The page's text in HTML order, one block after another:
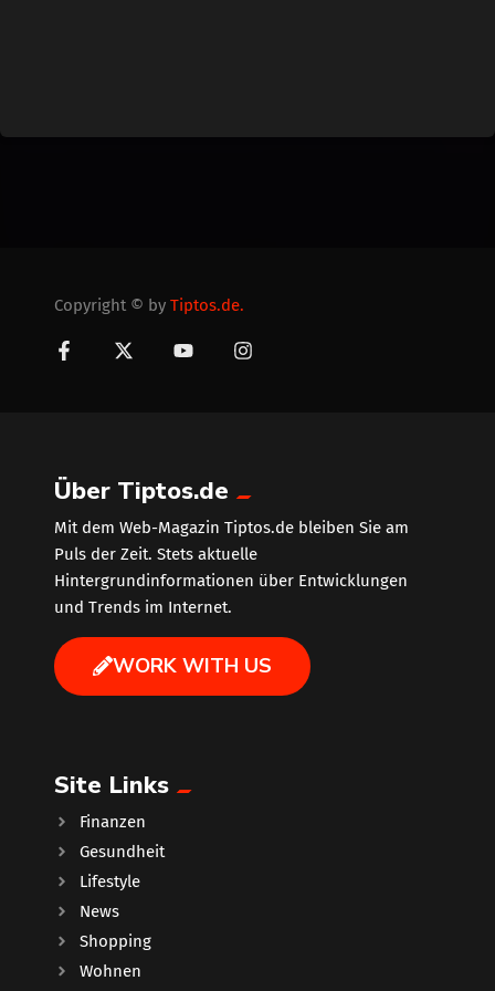
Copyright © by Tiptos.de.
Über Tiptos.de
Mit dem Web-Magazin Tiptos.de bleiben Sie am
Puls der Zeit. Stets aktuelle
Hintergrundinformationen über Entwicklungen
und Trends im Internet.
WORK WITH US
Site Links
Finanzen
Gesundheit
Lifestyle
News
Shopping
Wohnen